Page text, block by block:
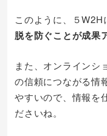
このように、５W2H
脱を防ぐことが成果
また、オンラインシ
の信頼につながる情
やすいので、情報を
ださいね。